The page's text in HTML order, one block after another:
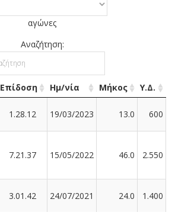
αγώνες
Αναζήτηση:
Επίδοση Ημ/νία Μήκος
Υ.Δ.
1.28.12 19/03/2023 13.0 600
7.21.37 15/05/2022 46.0 2.550
3.01.42 24/07/2021 24.0 1.400